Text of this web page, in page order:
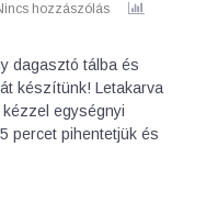
hozzászólás
dagasztó tálba és
készítünk! Letakarva
egységnyi
percet pihentetjük és